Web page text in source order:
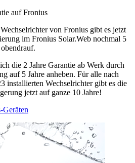
auf Fronius
von Fronius gibt es jetzt
im Fronius Solar.Web nochmal 5
die 2 Jahre Garantie ab Werk durch
auf 5 Jahre anheben. Für alle nach
installierten Wechselrichter gibt es die
jetzt auf ganze 10 Jahre!
Geräten